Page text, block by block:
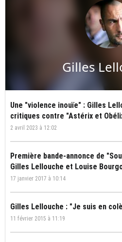
Gilles
Une "violence inouïe" : Gilles
critiques contre "Astérix et
2 avril 2023 à 12:02
Première bande-annonce de
Gilles Lellouche et Louise
17 janvier 2017 à 10:14
Gilles Lellouche : "Je suis en
11 février 2015 à 11:19